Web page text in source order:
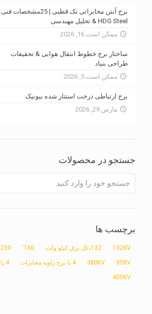
HDG Steel & تحلیل مهندسی
ممکن است 16, 2026
ساختار برج خطوط انتقال هوایی & تحقیقات
طراحی بنیاد
ممکن است 5, 2026
برج ارتباطی درخت استتار شده بیونیک
مارس 29, 2026
جستجو در محصولات
برچسب ها
132KV 132دکل برق کیلو ولت 160' 230کیلو ولت
35KV
380KV 4 پا برج زاویه مخابرات 4 پا لوله برج ارتباطات
400KV